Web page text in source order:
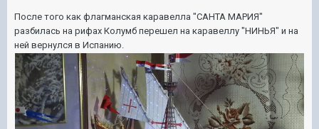
После того как флагманская каравелла "САНТА МАРИЯ"
разбилась на рифах Колумб перешел на каравеллу "НИНЬЯ" и на
ней вернулся в Испанию.